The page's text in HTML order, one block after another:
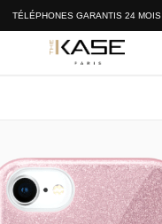
TÉLÉPHONES GARANTIS 24 MOIS